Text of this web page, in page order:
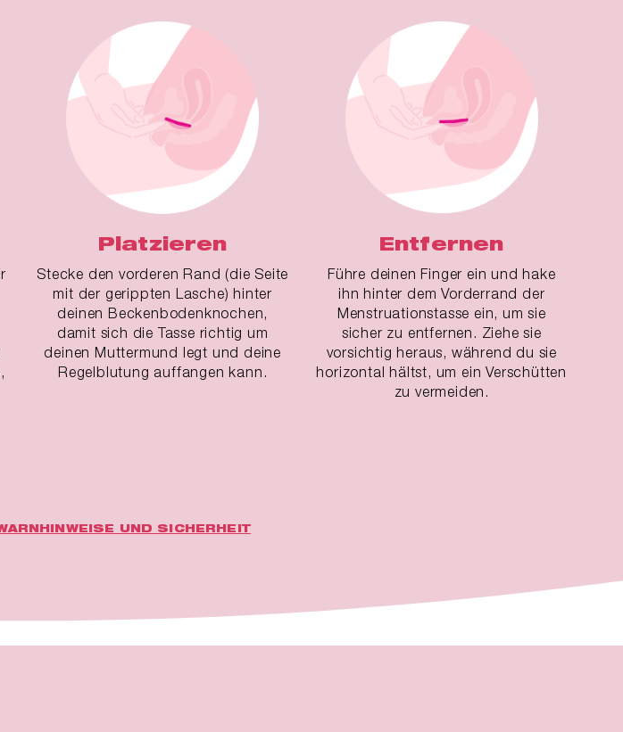
Platzieren
Stecke den vorderen Rand (die Seite
mit der gerippten Lasche) hinter
deinen Beckenbodenknochen,
damit sich die Tasse richtig um
deinen Muttermund legt und deine
Regelblutung auffangen kann.
Entfernen
Führe deinen Finger ein und hake
ihn hinter dem Vorderrand der
Menstruationstasse ein, um sie
sicher zu entfernen. Ziehe sie
vorsichtig heraus, während du sie
horizontal hältst, um ein Verschütten
zu vermeiden.
UND SICHERHEIT